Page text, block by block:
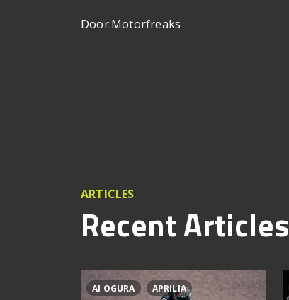
Door:Motorfreaks
ARTICLES
Recent Articles
AI OGURA APRILIA